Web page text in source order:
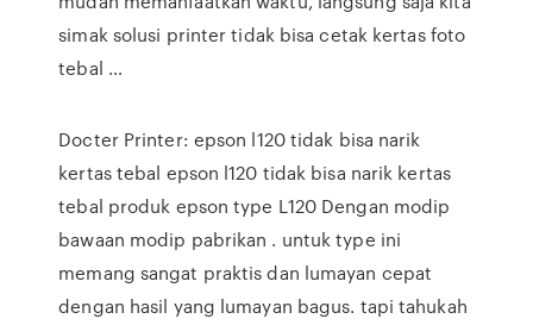
simak solusi printer tidak bisa cetak kertas foto
tebal …
Docter Printer: epson l120 tidak bisa narik
kertas tebal epson l120 tidak bisa narik kertas
tebal produk epson type L120 Dengan modip
bawaan modip pabrikan . untuk type ini
memang sangat praktis dan lumayan cepat
dengan hasil yang lumayan bagus. tapi tahukah